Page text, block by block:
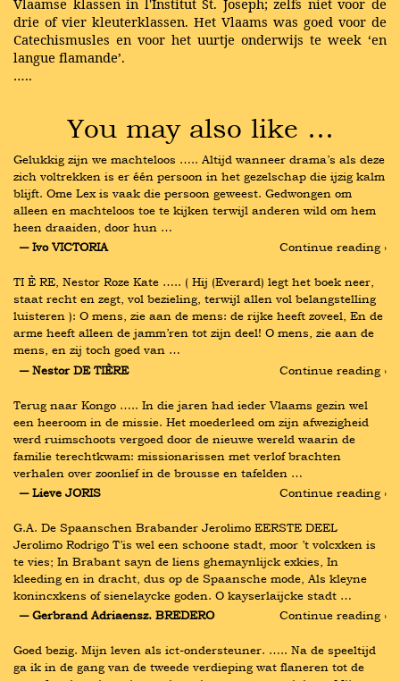
Vlaamse klassen in l'Institut St. Joseph; zelfs niet voor de
drie of vier kleuterklassen. Het Vlaams was goed voor de
Catechismusles en voor het uurtje onderwijs te week ‘en
langue flamande’.
…..
You may also like …
Gelukkig zijn we machteloos ….. Altijd wanneer drama’s als deze
zich voltrekken is er één persoon in het gezelschap die ijzig kalm
blijft. Ome Lex is vaak die persoon geweest. Gedwongen om
alleen en machteloos toe te kijken terwijl anderen wild om hem
heen draaiden, door hun …
― Ivo VICTORIA
Continue reading ›
TI È RE, Nestor Roze Kate ….. ( Hij (Everard) legt het boek neer,
staat recht en zegt, vol bezieling, terwijl allen vol belangstelling
luisteren ): O mens, zie aan de mens: de rijke heeft zoveel, En de
arme heeft alleen de jamm’ren tot zijn deel! O mens, zie aan de
mens, en zij toch goed van …
― Nestor DE TIÈRE
Continue reading ›
Terug naar Kongo ….. In die jaren had ieder Vlaams gezin wel
een heeroom in de missie. Het moederleed om zijn afwezigheid
werd ruimschoots vergoed door de nieuwe wereld waarin de
familie terechtkwam: missionarissen met verlof brachten
verhalen over zoonlief in de brousse en tafelden …
― Lieve JORIS
Continue reading ›
G.A. De Spaanschen Brabander Jerolimo EERSTE DEEL
Jerolimo Rodrigo T’is wel een schoone stadt, moor ’t volcxken is
te vies; In Brabant sayn de liens ghemaynlijck exkies, In
kleeding en in dracht, dus op de Spaansche mode, Als kleyne
konincxkens of sienelaycke goden. O kayserlaijcke stadt …
― Gerbrand Adriaensz. BREDERO
Continue reading ›
Goed bezig. Mijn leven als ict-ondersteuner. ….. Na de speeltijd
ga ik in de gang van de tweede verdieping wat flaneren tot de